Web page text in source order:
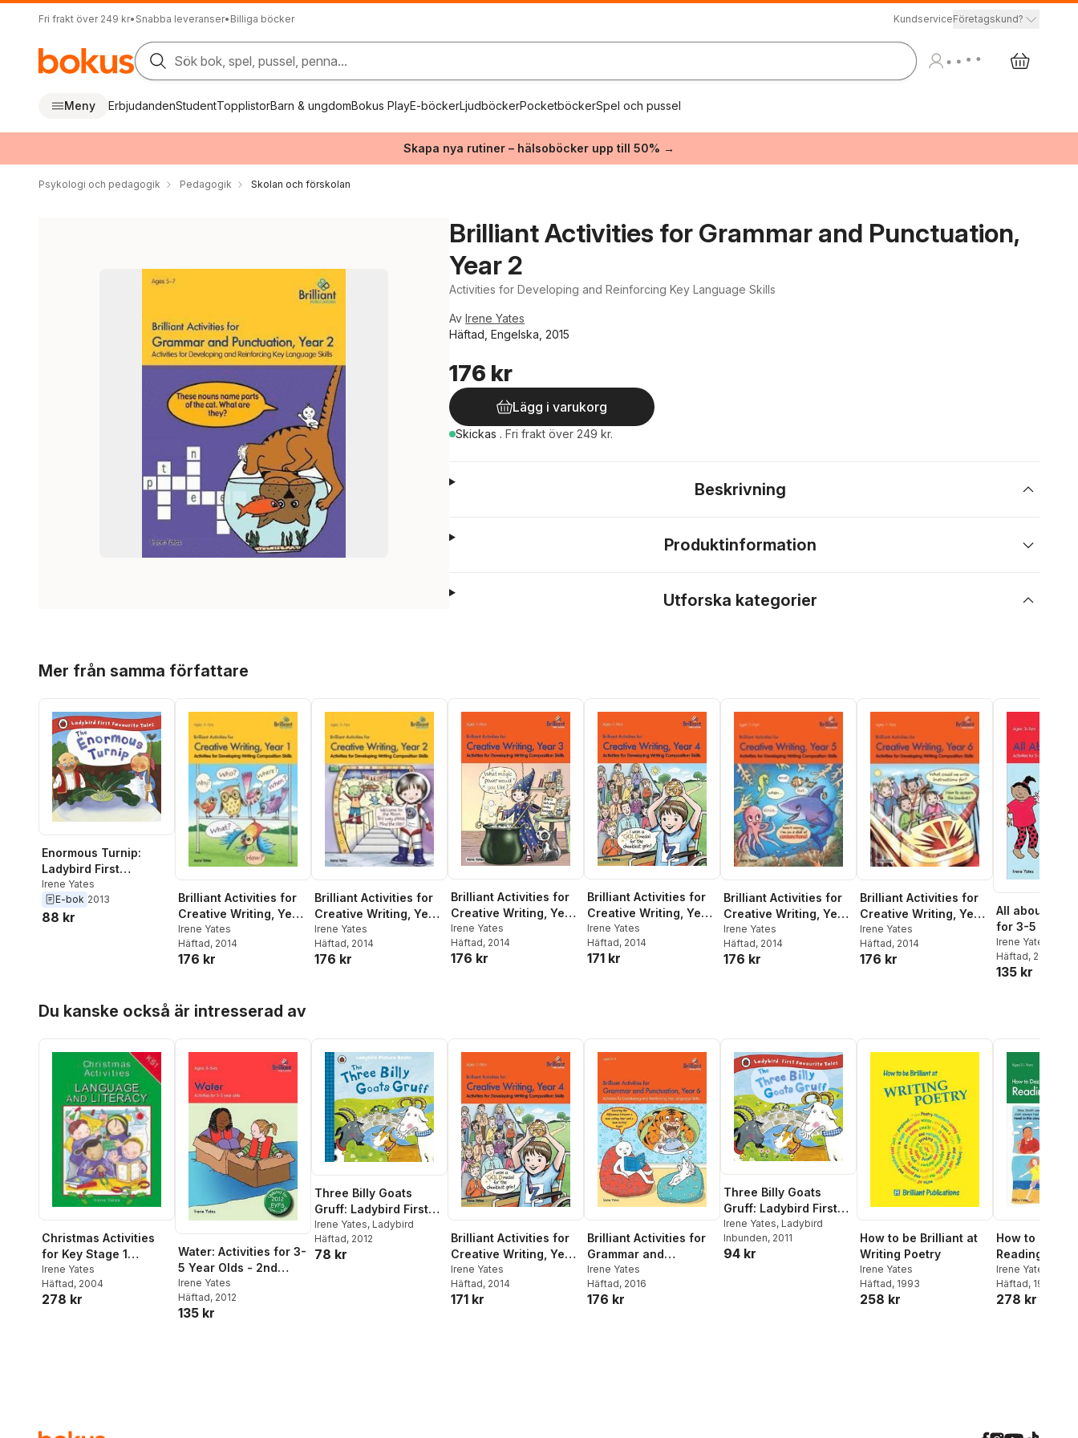
Fri frakt över 249 kr• Snabba leveranser• Billiga böcker KundserviceFöretagskund?
Sök bok, spel, pussel, penna...
Meny ErbjudandenStudentTopplistorBarn & ungdomBokus PlayE-böckerLjudböckerPocketböckerSpel och pussel
Skapa nya rutiner – hälsoböcker upp till 50% →
Psykologi och pedagogik Pedagogik Skolan och förskolan
Brilliant Activities for Grammar and Punctuation,
Year 2
Activities for Developing and Reinforcing Key Language Skills
Av Irene Yates
Häftad, Engelska, 2015
176 kr
Lägg i varukorg
Skickas . Fri frakt över 249 kr.
Beskrivning
Produktinformation
Utforska kategorier
Mer från samma författare
Enormous Turnip:
Ladybird First
Favourite Tales
Irene Yates
E-bok 2013
88 kr
Brilliant Activities for
Creative Writing, Year
1
Irene Yates
Häftad, 2014
176 kr
Brilliant Activities for
Creative Writing, Year
2
Irene Yates
Häftad, 2014
176 kr
Brilliant Activities for
Creative Writing, Year
3
Irene Yates
Häftad, 2014
176 kr
Brilliant Activities for
Creative Writing, Year
4
Irene Yates
Häftad, 2014
171 kr
Brilliant Activities for
Creative Writing, Year
5
Irene Yates
Häftad, 2014
176 kr
Brilliant Activities for
Creative Writing, Year
6
Irene Yates
Häftad, 2014
176 kr
All about Us:
for 3-5 Year
2nd Edition
Irene Yates
Häftad, 2012
135 kr
Du kanske också är intresserad av
Christmas Activities
for Key Stage 1
Language and
Literacy
Irene Yates
Häftad, 2004
278 kr
Water: Activities for 3-
5 Year Olds - 2nd
Edition
Irene Yates
Häftad, 2012
135 kr
Three Billy Goats
Gruff: Ladybird First
Favourite Tales
Irene Yates, Ladybird
Häftad, 2012
78 kr
Brilliant Activities for
Creative Writing, Year
4
Irene Yates
Häftad, 2014
171 kr
Brilliant Activities for
Grammar and
Punctuation, Year 6
Irene Yates
Häftad, 2016
176 kr
Three Billy Goats
Gruff: Ladybird First
Favourite Tales
Irene Yates, Ladybird
Inbunden, 2011
94 kr
How to be Brilliant at
Writing Poetry
Irene Yates
Häftad, 1993
258 kr
How to
Reading for
Irene Yates
Häftad, 1999
278 kr